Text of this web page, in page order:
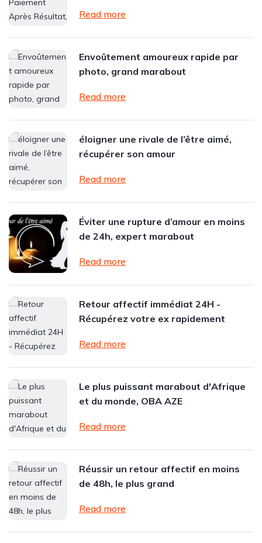
Read more
Envoûtement amoureux rapide par
photo, grand marabout
Read more
éloigner une rivale de l’être aimé,
récupérer son amour
Read more
Éviter une rupture d’amour en moins
de 24h, expert marabout
Read more
Retour affectif immédiat 24H -
Récupérez votre ex rapidement
Read more
Le plus puissant marabout d'Afrique
et du monde, OBA AZE
Read more
Réussir un retour affectif en moins
de 48h, le plus grand
Read more